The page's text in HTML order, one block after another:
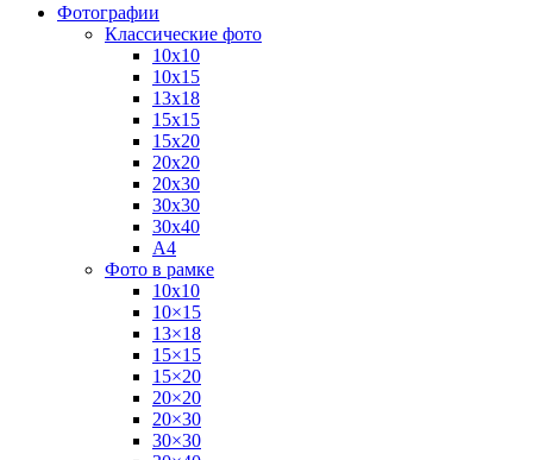
Фотографии
Классические фото
10х10
10х15
13х18
15х15
15х20
20х20
20х30
30х30
30х40
А4
Фото в рамке
10х10
10×15
13×18
15×15
15×20
20×20
20×30
30×30